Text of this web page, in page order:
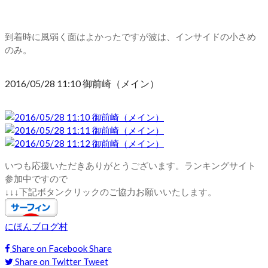
到着時に風弱く面はよかったですが波は、インサイドの小さめ
のみ。
2016/05/28 11:10 御前崎（メイン）
いつも応援いただきありがとうございます。ランキングサイト
参加中ですので
↓↓↓下記ボタンクリックのご協力お願いいたします。
にほんブログ村
Share on FacebookShare
Share on Twitter Tweet